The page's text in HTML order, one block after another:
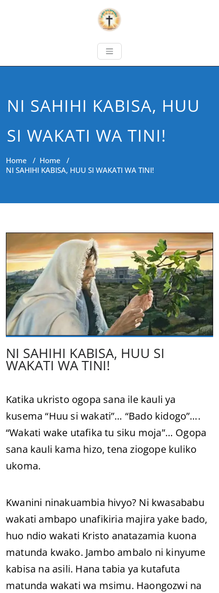
NI SAHIHI KABISA, HUU
SI WAKATI WA TINI!
Home / Home /
NI SAHIHI KABISA, HUU SI WAKATI WA TINI!
NI SAHIHI KABISA, HUU SI
WAKATI WA TINI!
Katika ukristo ogopa sana ile kauli ya
kusema “Huu si wakati”… “Bado kidogo”….
“Wakati wake utafika tu siku moja”… Ogopa
sana kauli kama hizo, tena ziogope kuliko
ukoma.
Kwanini ninakuambia hivyo? Ni kwasababu
wakati ambapo unafikiria majira yake bado,
huo ndio wakati Kristo anatazamia kuona
matunda kwako. Jambo ambalo ni kinyume
kabisa na asili. Hana tabia ya kutafuta
matunda wakati wa msimu. Haongozwi na